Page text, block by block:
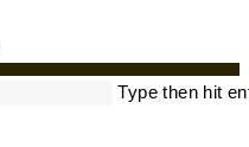
Type then hit